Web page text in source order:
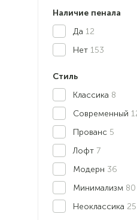
Наличие пенала
Да 12
Нет 153
Стиль
Классика 8
Современный
Прованс 5
Лофт 7
Модерн 36
Минимализм 80
Неоклассика 25